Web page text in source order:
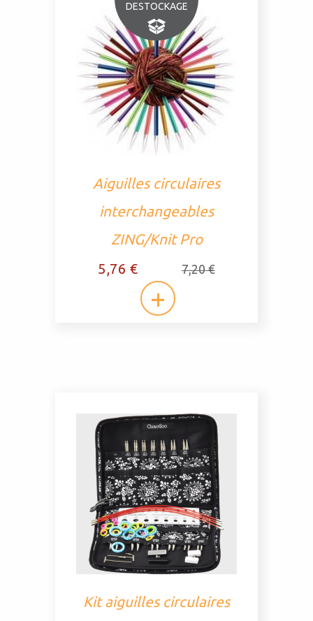
DESTOCKAGE
Aiguilles circulaires
interchangeables
ZING/Knit Pro
5,76 €
7,20 €
Kit aiguilles circulaires